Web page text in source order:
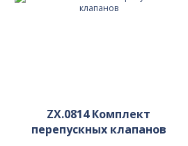
ZX.0814 Комплект
перепускных клапанов